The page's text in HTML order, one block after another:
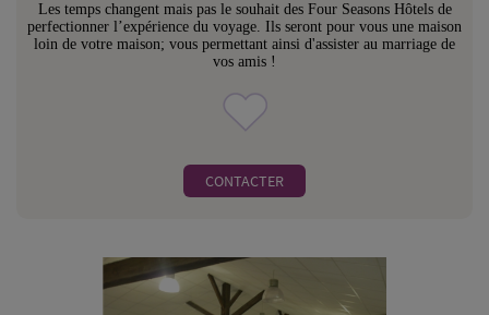
Les temps changent mais pas le souhait des Four Seasons Hôtels de
perfectionner l’expérience du voyage. Ils seront pour vous une maison
loin de votre maison; vous permettant ainsi d'assister au marriage de
vos amis !
CONTACTER